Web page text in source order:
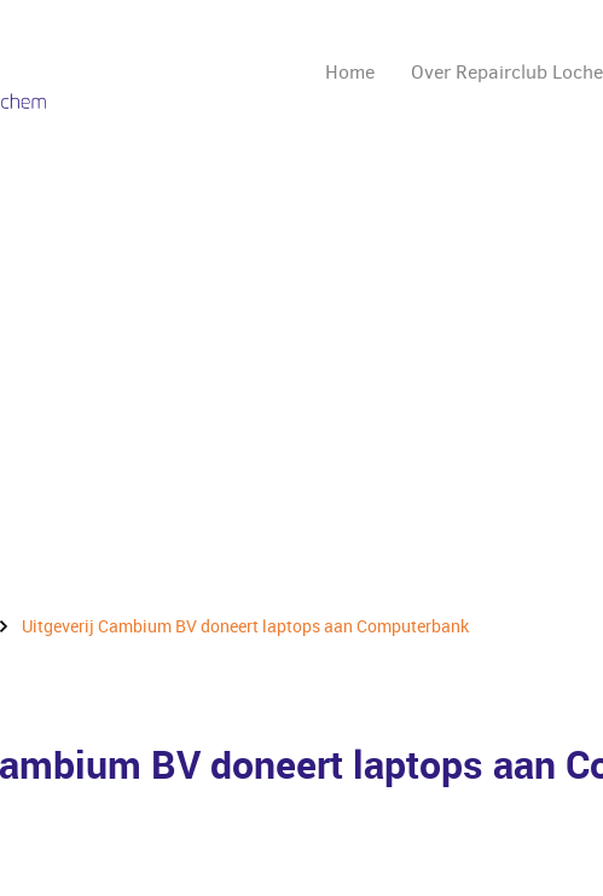
Home Over Repairclub
Uitgeverij Cambium BV doneert laptops aan Computerbank
BV doneert laptops aan